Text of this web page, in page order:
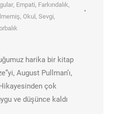
, Empati, Farkındalık,
, Okul , Sevgi,
harika bir kitap
August Pullman’ı,
çok
ve düşünce kaldı